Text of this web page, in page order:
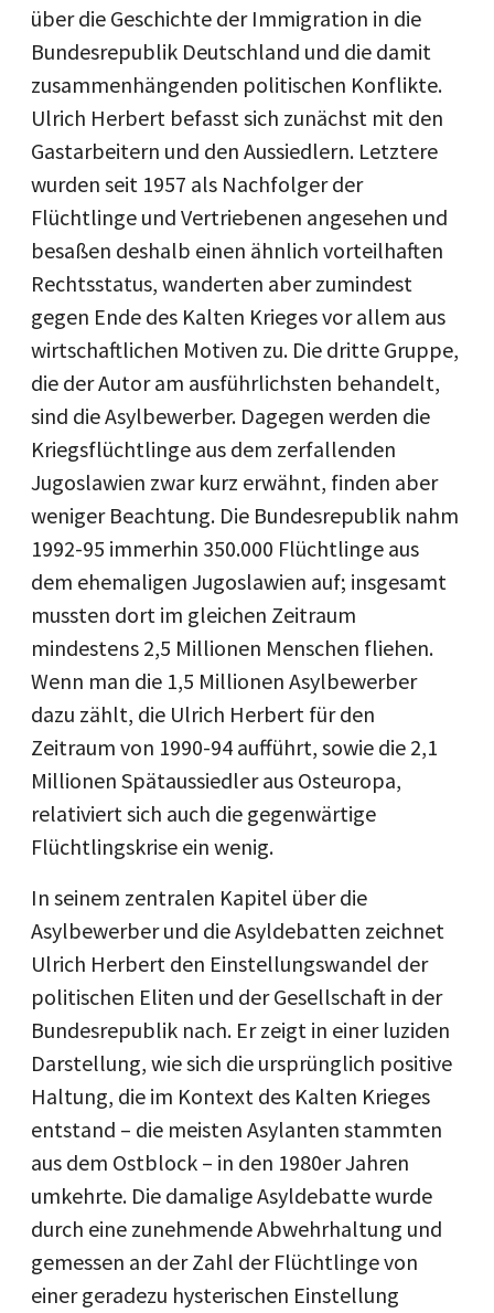
über die Geschichte der Immigration in die
Bundesrepublik Deutschland und die damit
zusammenhängenden politischen Konflikte.
Ulrich Herbert befasst sich zunächst mit den
Gastarbeitern und den Aussiedlern. Letztere
wurden seit 1957 als Nachfolger der
Flüchtlinge und Vertriebenen angesehen und
besaßen deshalb einen ähnlich vorteilhaften
Rechtsstatus, wanderten aber zumindest
gegen Ende des Kalten Krieges vor allem aus
wirtschaftlichen Motiven zu. Die dritte Gruppe,
die der Autor am ausführlichsten behandelt,
sind die Asylbewerber. Dagegen werden die
Kriegsflüchtlinge aus dem zerfallenden
Jugoslawien zwar kurz erwähnt, finden aber
weniger Beachtung. Die Bundesrepublik nahm
1992-95 immerhin 350.000 Flüchtlinge aus
dem ehemaligen Jugoslawien auf; insgesamt
mussten dort im gleichen Zeitraum
mindestens 2,5 Millionen Menschen fliehen.
Wenn man die 1,5 Millionen Asylbewerber
dazu zählt, die Ulrich Herbert für den
Zeitraum von 1990-94 aufführt, sowie die 2,1
Millionen Spätaussiedler aus Osteuropa,
relativiert sich auch die gegenwärtige
Flüchtlingskrise ein wenig.
In seinem zentralen Kapitel über die
Asylbewerber und die Asyldebatten zeichnet
Ulrich Herbert den Einstellungswandel der
politischen Eliten und der Gesellschaft in der
Bundesrepublik nach. Er zeigt in einer luziden
Darstellung, wie sich die ursprünglich positive
Haltung, die im Kontext des Kalten Krieges
entstand – die meisten Asylanten stammten
aus dem Ostblock – in den 1980er Jahren
umkehrte. Die damalige Asyldebatte wurde
durch eine zunehmende Abwehrhaltung und
gemessen an der Zahl der Flüchtlinge von
einer geradezu hysterischen Einstellung